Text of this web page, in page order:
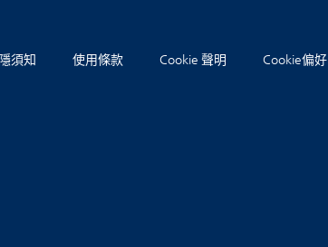
須知 使用條款 Cookie 聲明 Cookie偏好